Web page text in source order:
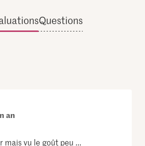
Questions
an
mais vu le goût peu ...